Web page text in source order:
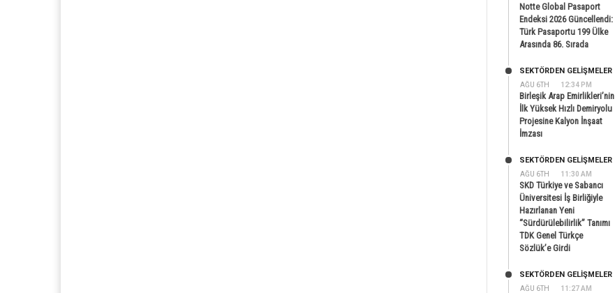
Notte Global Pasaport
Endeksi 2026 Güncellendi:
Türk Pasaportu 199 Ülke
Arasında 86. Sırada
AĞU 6TH 12:34 PM
SEKTÖRDEN GELIŞMELER
Birleşik Arap Emirlikleri’nin
İlk Yüksek Hızlı Demiryolu
Projesine Kalyon İnşaat
İmzası
AĞU 6TH 11:30 AM
SEKTÖRDEN GELIŞMELER
SKD Türkiye ve Sabancı
Üniversitesi İş Birliğiyle
Hazırlanan Yeni
“Sürdürülebilirlik” Tanımı
TDK Genel Türkçe
Sözlük’e Girdi
AĞU 6TH 11:27 AM
SEKTÖRDEN GELIŞMELER